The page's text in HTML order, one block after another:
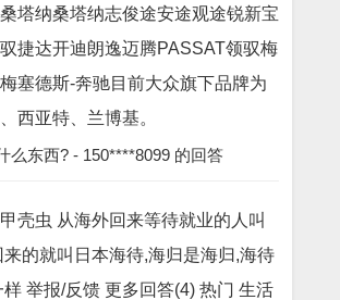
塔纳桑塔纳志俊途安途观途锐新宝
捷达开迪朗逸迈腾PASSAT领驭梅
塞德斯-奔驰目前大众旗下品牌为
西亚特、兰博基。
么东西? - 150****8099 的回答
壳虫 从海外回来等待就业的人叫
的就叫日本海待,海归是海归,海待
举报/反馈 更多回答(4) 热门 生活